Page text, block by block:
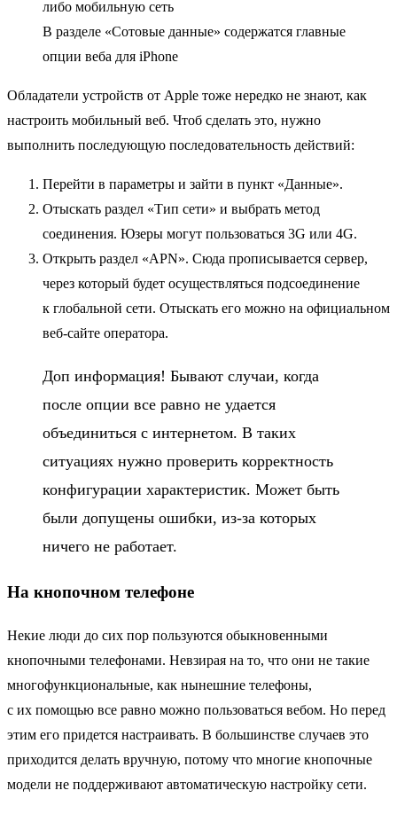
В разделе «Сотовые данные» содержатся главные
опции веба для iPhone
Обладатели устройств от Apple тоже нередко не знают, как
настроить мобильный веб. Чтоб сделать это, нужно
выполнить последующую последовательность действий:
Перейти в параметры и зайти в пункт «Данные».
Отыскать раздел «Тип сети» и выбрать метод
соединения. Юзеры могут пользоваться 3G или 4G.
Открыть раздел «APN». Сюда прописывается сервер,
через который будет осуществляться подсоединение
к глобальной сети. Отыскать его можно на официальном
веб-сайте оператора.
Доп информация! Бывают случаи, когда
после опции все равно не удается
объединиться с интернетом. В таких
ситуациях нужно проверить корректность
конфигурации характеристик. Может быть
были допущены ошибки, из-за которых
ничего не работает.
На кнопочном телефоне
Некие люди до сих пор пользуются обыкновенными
кнопочными телефонами. Невзирая на то, что они не такие
многофункциональные, как нынешние телефоны,
с их помощью все равно можно пользоваться вебом. Но перед
этим его придется настраивать. В большинстве случаев это
приходится делать вручную, потому что многие кнопочные
модели не поддерживают автоматическую настройку сети.